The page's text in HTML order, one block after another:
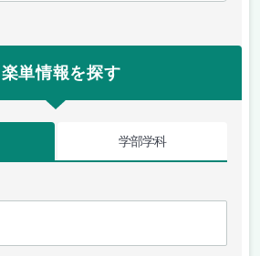
単情報を探す
学部学科